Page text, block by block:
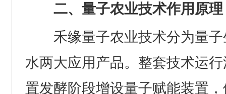
二、量子农业技术作用原理
禾缘量子农业技术分为量子
水两大应用产品。整套技术运
置发酵阶段增设量子赋能装置